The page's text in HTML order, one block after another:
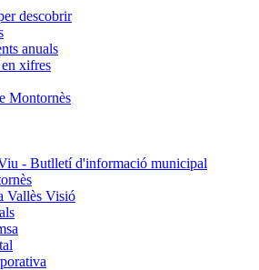
descobrir
anuals
xifres
Montornès
- Butlletí d'informació municipal
Vallès Visió